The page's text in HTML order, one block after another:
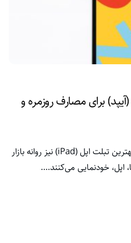
برای مصارف روزمره و
همگام با آیفون و مک بوک، انواعی از بهترین تبلت اپل (iPad) نیز روانه بازار
اپل، خودنمایی می‌کنند....